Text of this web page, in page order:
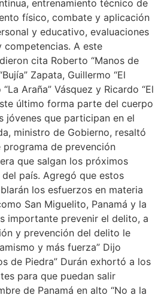
entrenamiento técnico de
físico, combate y aplicación
y educativo, evaluaciones
A este
cita Roberto “Manos de
Zapata, Guillermo “El
Araña” Vásquez y Ricardo “El
último forma parte del cuerpo
jóvenes que participan en el
ministro de Gobierno, resaltó
de prevención
que salgan los próximos
país. Agregó que estos
los esfuerzos en materia
San Miguelito, Panamá y la
importante prevenir el delito, a
y prevención del delito le
y más fuerza” Dijo
de Piedra” Durán exhortó a los
para que puedan salir
de Panamá en alto “No a la